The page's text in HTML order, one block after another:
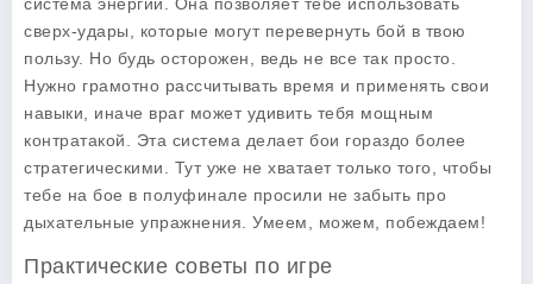
сверх-удары, которые могут перевернуть бой в твою
пользу. Но будь осторожен, ведь не все так просто.
Нужно грамотно рассчитывать время и применять свои
навыки, иначе враг может удивить тебя мощным
контратакой. Эта система делает бои гораздо более
стратегическими. Тут уже не хватает только того, чтобы
тебе на бое в полуфинале просили не забыть про
дыхательные упражнения. Умеем, можем, побеждаем!
Практические советы по игре